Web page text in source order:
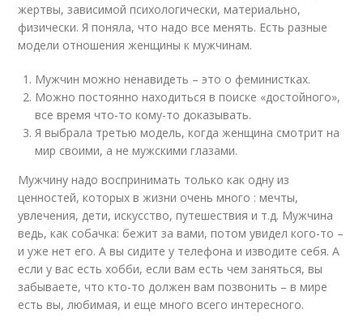
жертвы, зависимой психологически, материально,
физически. Я поняла, что надо все менять. Есть разные
модели отношения женщины к мужчинам.
Мужчин можно ненавидеть – это о феминистках.
Можно постоянно находиться в поиске «достойного»,
все время что-то кому-то доказывать.
Я выбрала третью модель, когда женщина смотрит на
мир своими, а не мужскими глазами.
Мужчину надо воспринимать только как одну из
ценностей, которых в жизни очень много : мечты,
увлечения, дети, искусство, путешествия и т.д. Мужчина
ведь, как собачка: бежит за вами, потом увидел кого-то –
и уже нет его. А вы сидите у телефона и изводите себя. А
если у вас есть хобби, если вам есть чем заняться, вы
забываете, что кто-то должен вам позвонить – в мире
есть вы, любимая, и еще много всего интересного.